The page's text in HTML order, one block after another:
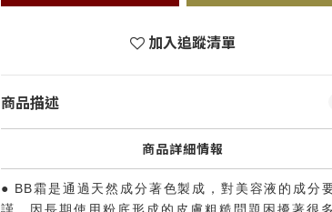
加入追蹤清單
商品描述
商品詳細情報
● BB霜是通過天然成分著色製成，對美容液的成分